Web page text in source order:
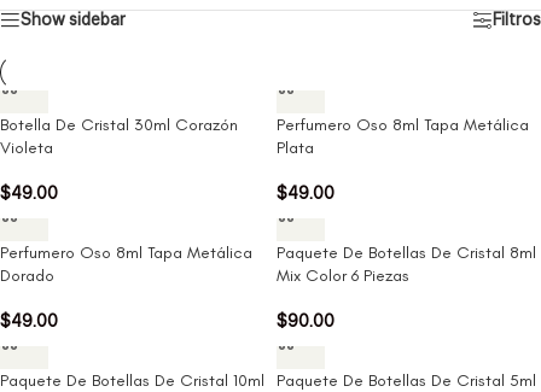
Show sidebar Filtros
Botella De Cristal 30ml Corazón
Violeta
$49.00
Perfumero Oso 8ml Tapa Metálica
Plata
$49.00
Perfumero Oso 8ml Tapa Metálica
Dorado
$49.00
Paquete De Botellas De Cristal 8ml
Mix Color 6 Piezas
$90.00
Paquete De Botellas De Cristal 10ml
Paquete De Botellas De Cristal 5ml